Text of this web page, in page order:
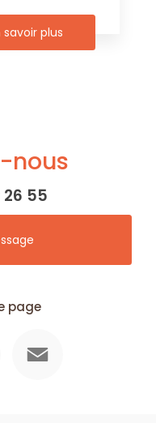
savoir plus
nous
55
page